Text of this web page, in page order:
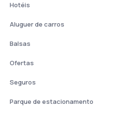
Hotéis
Aluguer de carros
Balsas
Ofertas
Seguros
Parque de estacionamento